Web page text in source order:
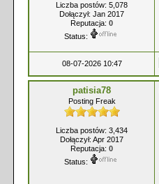
Liczba postów: 5,078
Dołączył: Jan 2017
Reputacja: 0
Status:
08-07-2026 10:47
patisia78
Posting Freak
Liczba postów: 3,434
Dołączył: Apr 2017
Reputacja: 0
Status: